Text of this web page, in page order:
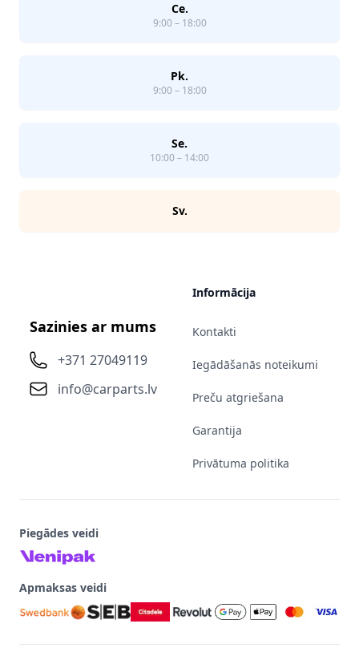
Ce.
9:00 – 18:00
Pk.
9:00 – 18:00
Se.
10:00 – 14:00
Sv.
Sazinies ar mums
+371 27049119
info@carparts.lv
Informācija
Kontakti
Iegādāšanās noteikumi
Preču atgriešana
Garantija
Privātuma politika
Piegādes veidi
Apmaksas veidi